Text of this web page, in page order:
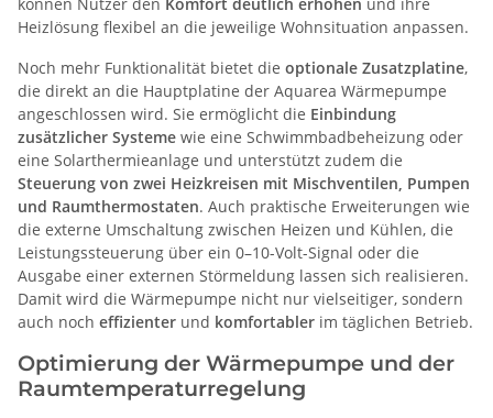
Heizlösung flexibel an die jeweilige Wohnsituation anpassen.
Noch mehr Funktionalität bietet die optionale Zusatzplatine,
die direkt an die Hauptplatine der Aquarea Wärmepumpe
angeschlossen wird. Sie ermöglicht die Einbindung
zusätzlicher Systeme wie eine Schwimmbadbeheizung oder
eine Solarthermieanlage und unterstützt zudem die
Steuerung von zwei Heizkreisen mit Mischventilen, Pumpen
und Raumthermostaten. Auch praktische Erweiterungen wie
die externe Umschaltung zwischen Heizen und Kühlen, die
Leistungssteuerung über ein 0–10-Volt-Signal oder die
Ausgabe einer externen Störmeldung lassen sich realisieren.
Damit wird die Wärmepumpe nicht nur vielseitiger, sondern
auch noch effizienter und komfortabler im täglichen Betrieb.
Optimierung der Wärmepumpe und der
Raumtemperaturregelung